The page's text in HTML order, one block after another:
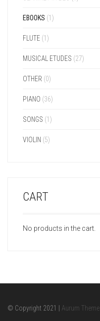
EBOOKS (1)
FLUTE (1)
MUSICAL ETUDES (27)
OTHER (0)
PIANO (36)
SONGS (1)
VIOLIN (5)
CART
No products in the cart.
© Copyright 2021 | Aurum Theme